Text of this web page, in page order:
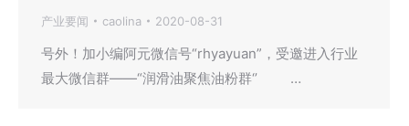
产业要闻 caolina 2020-08-31
号外！加小编阿元微信号“rhyayuan”，受邀进入行业
最大微信群——“润滑油聚焦油粉群‘’ …